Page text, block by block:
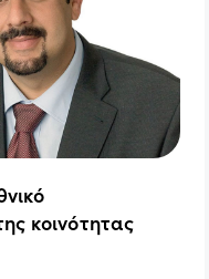
κοινότητας